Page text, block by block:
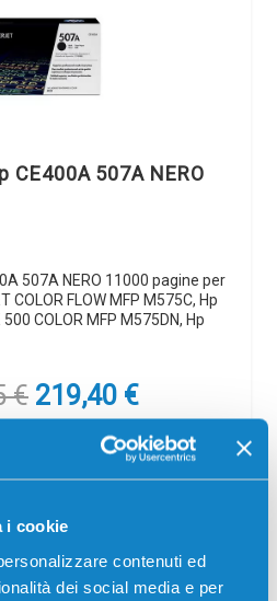
i cookie
contenuti ed
dei social media e per
CE400A 507A NERO
507A NERO 11000 pagine per
COLOR FLOW MFP M575C, Hp
COLOR MFP M575DN, Hp
€ Il
prezzo
originale
era:
219,40 €Il
prezzo
attuale
è:
IN 3-5 GIORNI
gratuita